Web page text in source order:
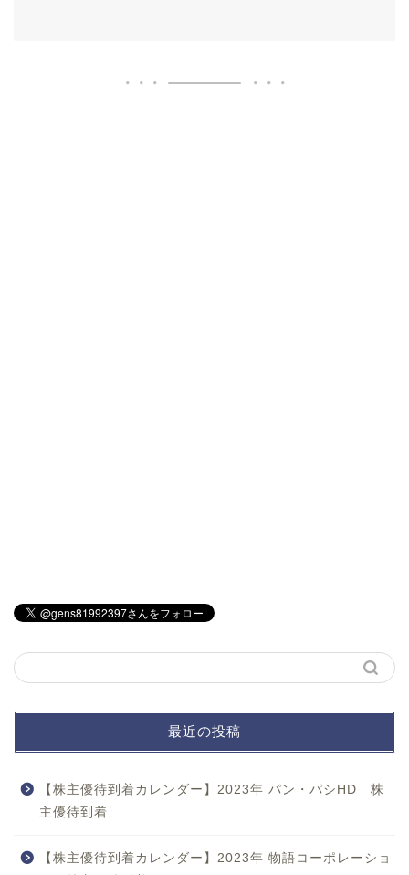
最近の投稿
【株主優待到着カレンダー】2023年 パン・パシHD 株
主優待到着
【株主優待到着カレンダー】2023年 物語コーポレーショ